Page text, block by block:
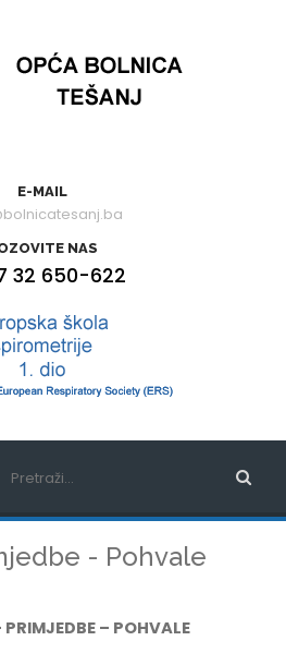
E-MAIL
NAS
32 650-622
- Pohvale
– POHVALE